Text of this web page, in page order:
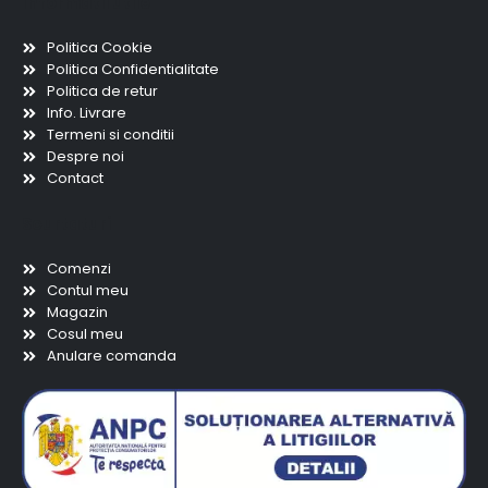
Politica Cookie
Politica Confidentialitate
Politica de retur
Info. Livrare
Termeni si conditii
Despre noi
Contact
Comenzi
Contul meu
Magazin
Cosul meu
Anulare comanda